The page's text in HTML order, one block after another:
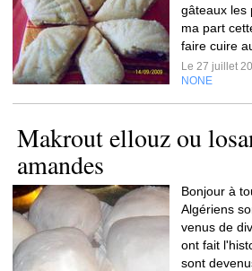
gâteaux les
ma part
faire cuire
Le 27 juillet
NONE
Makrout ellouz ou
amandes
Bonjour à
Algériens
venus de
ont fait
sont